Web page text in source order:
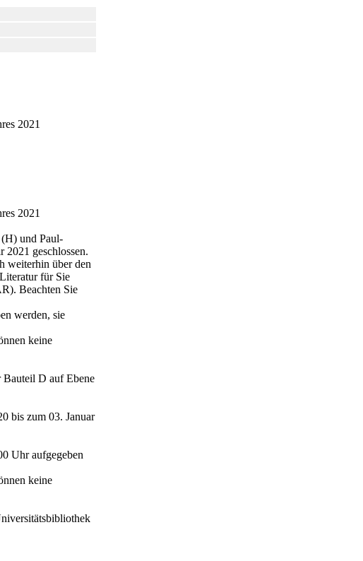
2021
2021
und Paul-
2021 geschlossen.
weiterhin über den
für Sie
Beachten Sie
werden, sie
keine
D auf Ebene
bis zum 03. Januar
Uhr aufgegeben
keine